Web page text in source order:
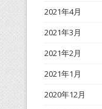
2021年4月
2021年3月
2021年2月
2021年1月
2020年12月